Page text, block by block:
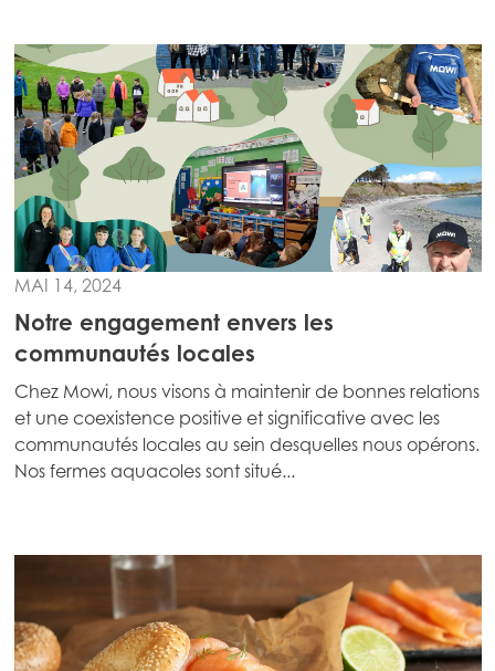
MAI 14, 2024
Notre engagement envers les
communautés locales
Chez Mowi, nous visons à maintenir de bonnes relations
et une coexistence positive et significative avec les
communautés locales au sein desquelles nous opérons.
Nos fermes aquacoles sont situé...